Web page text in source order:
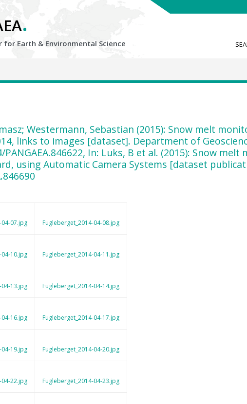
.
for Earth & Environmental Science
Westermann, Sebastian (2015): Snow melt
links to images [dataset]. Department of
In: Luks, B et al. (2015): Snow
using Automatic Camera Systems [dataset
04-07.jpg Fugleberget_2014-04-08.jpg
04-10.jpg Fugleberget_2014-04-11.jpg
04-13.jpg Fugleberget_2014-04-14.jpg
04-16.jpg Fugleberget_2014-04-17.jpg
04-19.jpg Fugleberget_2014-04-20.jpg
04-22.jpg Fugleberget_2014-04-23.jpg